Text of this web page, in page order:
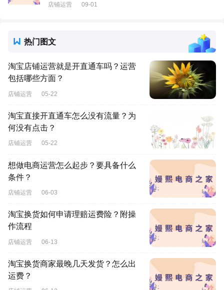
店铺运营 09-01
热门图文
淘宝店铺运营就是开直通车吗？运营
包括哪些方面？
店铺运营 05-22
淘宝直接开直通车怎么没有流量？为
何没有点击？
店铺运营 05-22
想做电商运营怎么起步？要具备什么
条件？
店铺运营 06-03
淘宝换货如何申请理赔运费险？附操
作流程
店铺运营 06-13
淘宝换货商家最晚几天发货？怎么出
运费？